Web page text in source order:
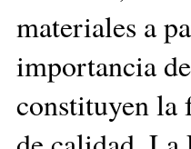
materiales a
importancia
constituyen la